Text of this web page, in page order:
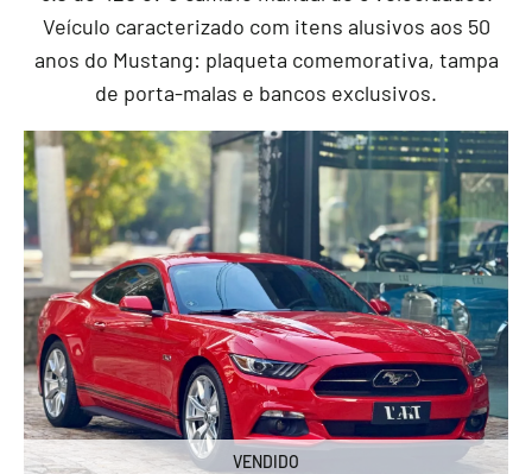
Veículo caracterizado com itens alusivos aos 50
anos do Mustang: plaqueta comemorativa, tampa
de porta-malas e bancos exclusivos.
VENDIDO